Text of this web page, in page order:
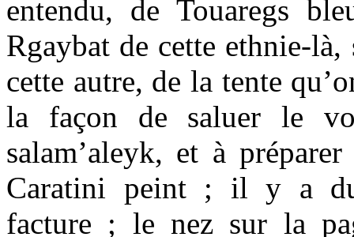
entendu, de Touaregs
Rgaybat de cette ethnie-là,
cette autre, de la tente
la façon de saluer le
salam’aleyk, et à
Caratini peint ; il y a
facture ; le nez sur la